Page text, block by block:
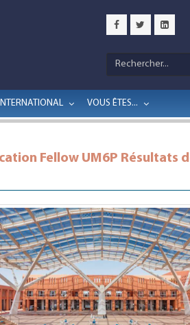
VOUS ÊTES...
Fellow UM6P Résultats